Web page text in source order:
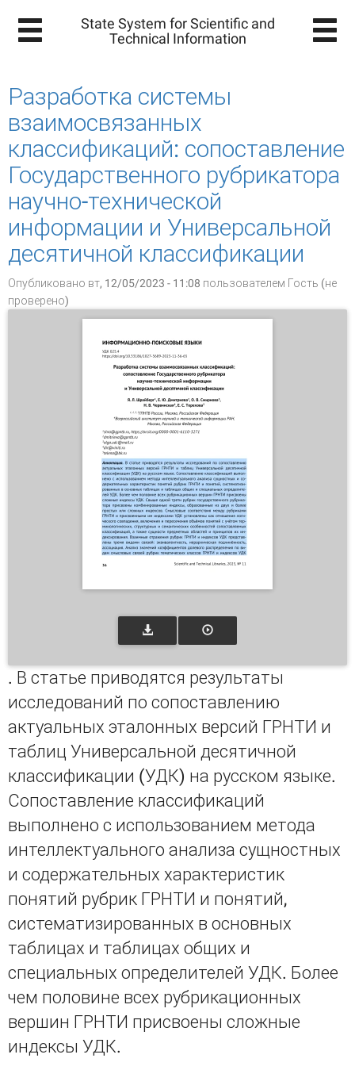
State System for Scientific and
Technical Information
Разработка системы
взаимосвязанных
классификаций: сопоставление
Государственного рубрикатора
научно-технической
информации и Универсальной
десятичной классификации
Опубликовано вт, 12/05/2023 - 11:08 пользователем Гость (не
проверено)
. В статье приводятся результаты
исследований по сопоставлению
актуальных эталонных версий ГРНТИ и
таблиц Универсальной десятичной
классификации (УДК) на русском языке.
Сопоставление классификаций
выполнено с использованием метода
интеллектуального анализа сущностных
и содержательных характеристик
понятий рубрик ГРНТИ и понятий,
систематизированных в основных
таблицах и таблицах общих и
специальных определителей УДК. Более
чем половине всех рубрикационных
вершин ГРНТИ присвоены сложные
индексы УДК.